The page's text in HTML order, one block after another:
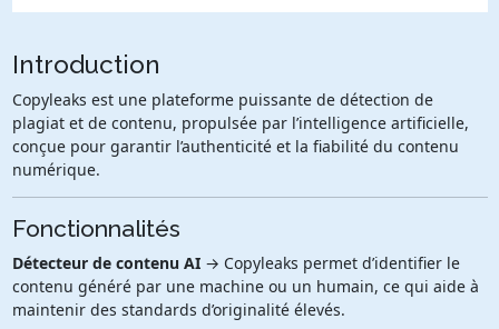
Introduction
Copyleaks est une plateforme puissante de détection de
plagiat et de contenu, propulsée par l’intelligence artificielle,
conçue pour garantir l’authenticité et la fiabilité du contenu
numérique.
Fonctionnalités
Détecteur de contenu AI→ Copyleaks permet d’identifier le
contenu généré par une machine ou un humain, ce qui aide à
maintenir des standards d’originalité élevés.